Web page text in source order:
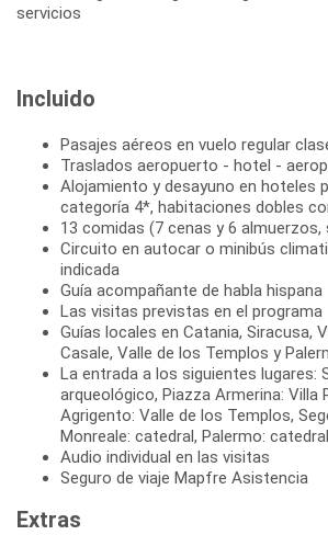
Incluido
Pasajes aéreos en vuelo regular
Traslados aeropuerto - hotel -
Alojamiento y desayuno en hoteles
categoría 4*, habitaciones dobles
13 comidas (7 cenas y 6 almuerzos,
Circuito en autocar o minibús
indicada
Guía acompañante de habla hispana
Las visitas previstas en el programa
Guías locales en Catania, Siracusa,
Casale, Valle de los Templos y
La entrada a los siguientes lugares:
arqueológico, Piazza Armerina: Villa
Agrigento: Valle de los Templos,
Monreale: catedral, Palermo: catedral
Audio individual en las visitas
Seguro de viaje Mapfre Asistencia
Extras